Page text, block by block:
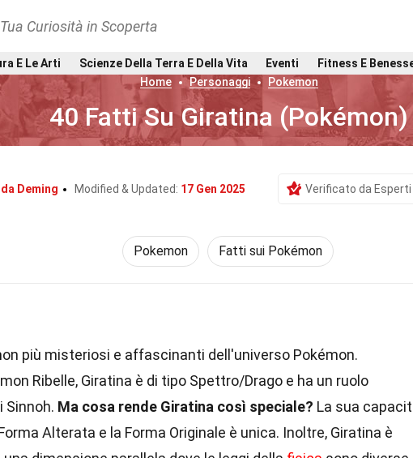
Curiosità in Scoperta
E Le Arti Scienze Della Terra E Della Vita Eventi
Fitness E
Home
Personaggi Pokemon
40 Fatti Su Giratina (Pokémon)
Deming Modified & Updated: 17 Gen 2025 Verificato da Esperti
Pokemon Fatti sui Pokémon
più misteriosi e affascinanti dell'universo Pokémon.
Ribelle, Giratina è di tipo Spettro/Drago e ha un ruolo
Sinnoh. Ma cosa rende Giratina così speciale? La sua
Alterata e la Forma Originale è unica. Inoltre, Giratina è